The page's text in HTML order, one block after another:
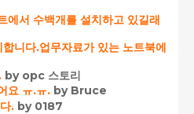
에서 수백개를 설치하고 있길래
니다.업무자료가 있는 노트북에
by opc 스토리
요 ㅠ.ㅠ. by Bruce
. by 0187